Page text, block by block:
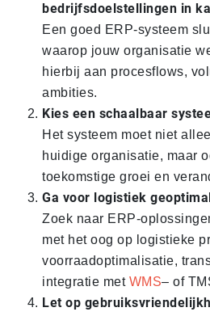
bedrijfsdoelstellingen in
Een goed ERP-systeem
waarop jouw organisatie
hierbij aan procesflows,
ambities.
Kies een schaalbaar
Het systeem moet niet
huidige organisatie, maar
toekomstige groei en
Ga voor logistiek
Zoek naar ERP-
met het oog op logistieke
voorraadoptimalisatie,
integratie met WMS– of
Let op